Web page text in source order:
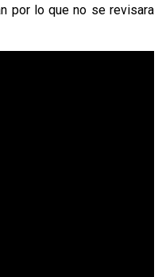
por lo que no se revisara